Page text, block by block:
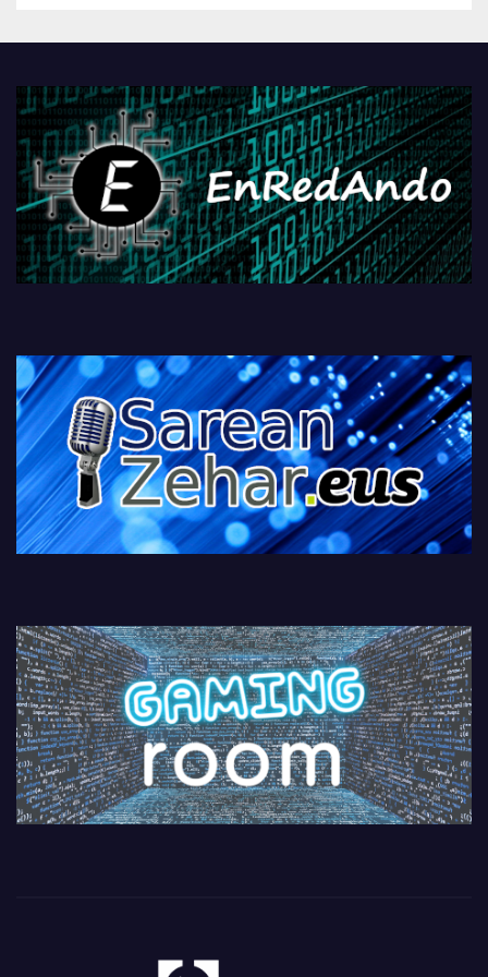
PlayStationeko bideojoko